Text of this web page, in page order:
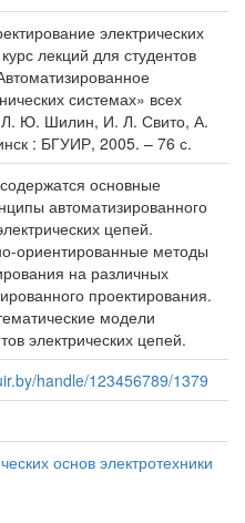
электрических
лекций для студентов
системах» всех
Ю. Шилин, И. Л. Свито, А.
: БГУИР, 2005. – 76 с.
основные
автоматизированного
цепей.
ориентированные методы
на различных
проектирования.
модели
электрических цепей.
handle/123456789/1379
основ электротехники